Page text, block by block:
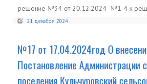
решение №34 от 20.12.2024 №1-4 к
21 декабря 2024
№17 от 17.04.2024год О
Постановление Администрации
поселения Кульчуровский